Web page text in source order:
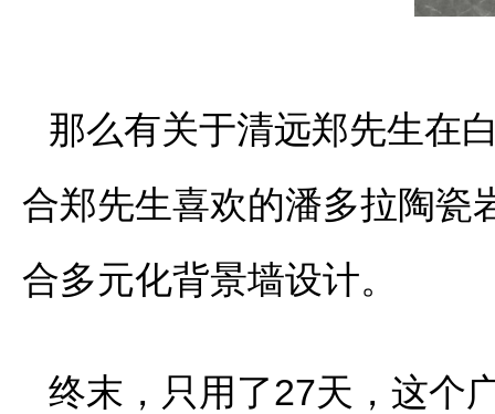
那么有关于清远郑先生在
合郑先生喜欢的潘多拉陶瓷
合多元化背景墙设计。
终末，只用了27天，这个